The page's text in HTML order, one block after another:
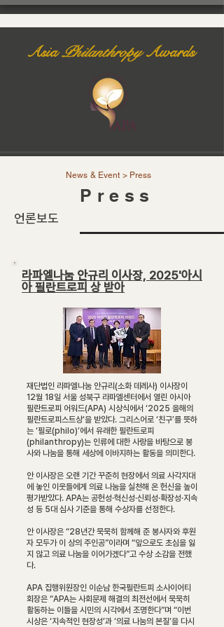
AsiaPhilanthropyAwards
News & Event > Press
P r e s s
​언론보도
라파엘나눔 안규리 이사장, 2025'아시
아 필란트로피 상 받아
재단법인 라파엘나눔 안규리(소화 데레사) 이사장이
12월 18일 서울 성북구 라파엘센터에서 열린 아시아
필란트로피 어워드(APA) 시상식에서 ‘2025 올해의
필란트로피스트상’을 받았다. 그리스어로 ‘친구’를 뜻하
는 ‘필로(philo)’에서 유래한 필란트로피
(philanthropy)는 인류에 대한 사랑을 바탕으로 봉
사와 나눔을 통해 세상에 이바지하는 활동을 의미한다.
안 이사장은 오랜 기간 꾸준히 현장에서 의료 사각지대
에 놓인 이웃들에게 의료 나눔을 실천해 온 헌신을 높이
평가받았다. APA는 공헌성·혁신성·신뢰성·확장성·지속
성 등 5대 심사 기준을 통해 수상자를 선정한다.
안 이사장은 “28년간 묵묵히 함께해 준 봉사자와 후원
자 모두가 이 상의 주인공”이라며 “앞으로도 초심을 잃
지 않고 의료 나눔을 이어가겠다”고 수상 소감을 전했
다.
APA 집행위원장인 이순남 한국필란트피 소사이어티
회장은 “APA는 사회문제 해결의 최전선에서 묵묵히
활동하는 이들을 시민의 시각에서 조명한다”며 “이번
시상은 ‘지속적인 현장성’과 ‘의료 나눔의 본질’을 다시